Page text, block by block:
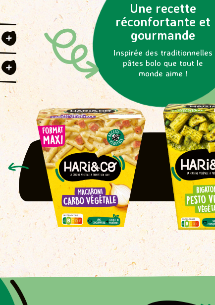
Une recette
réconfortante et
gourmande
Inspirée des traditionnelles
pâtes bolo que tout le
monde aime !